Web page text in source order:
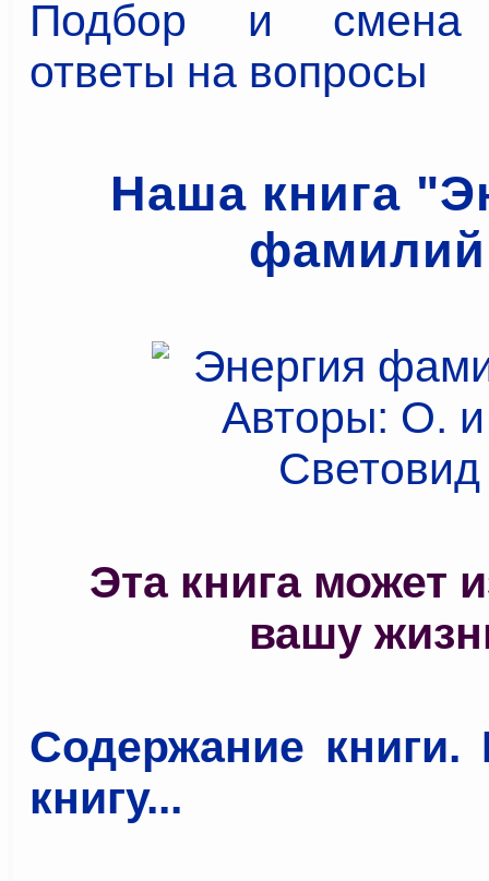
Подбор и смена
ответы на вопросы
Наша книга
Эта книга может
вашу
Содержание книги.
книгу...